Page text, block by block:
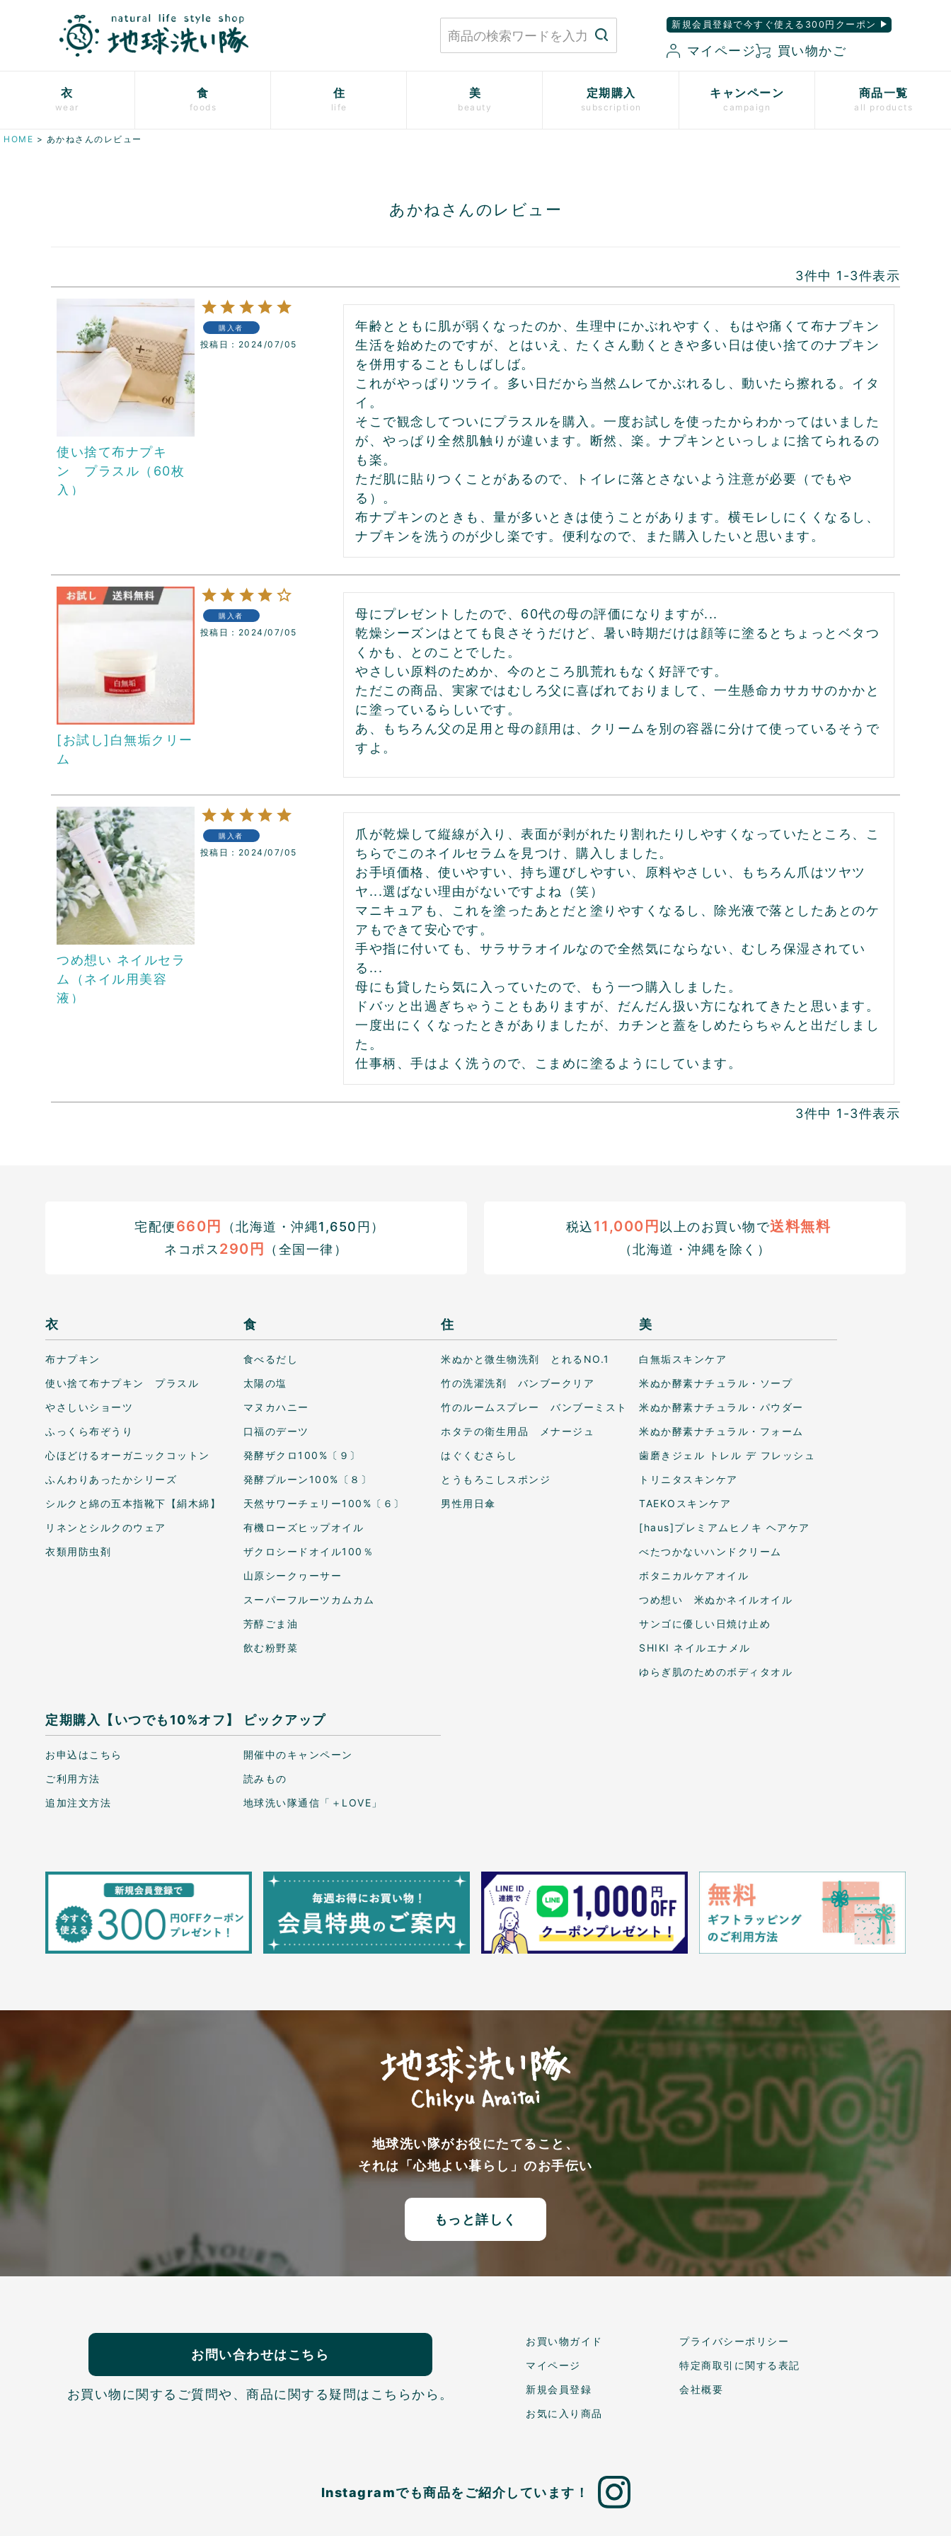
新規会員登録で今すぐ使える300円クーポン
マイページ 買い物かご
衣
wear
食
foods
住
life
美
beauty
定期購入
subscription
キャンペーン
campaign
商品一覧
all products
HOME あかねさんのレビュー
あかねさんのレビュー
3件中 1 -3件表示
使い捨て布ナプキ
ン プラスル（60枚
入）
購入者
投稿日 2024/07/05
年齢とともに肌が弱くなったのか、生理中にかぶれやすく、もはや痛くて布ナプキン
生活を始めたのですが、とはいえ、たくさん動くときや多い日は使い捨てのナプキン
を併用することもしばしば。
これがやっぱりツライ。多い日だから当然ムレてかぶれるし、動いたら擦れる。イタ
イ。
そこで観念してついにプラスルを購入。一度お試しを使ったからわかってはいました
が、やっぱり全然肌触りが違います。断然、楽。ナプキンといっしょに捨てられるの
も楽。
ただ肌に貼りつくことがあるので、トイレに落とさないよう注意が必要（でもや
る）。
布ナプキンのときも、量が多いときは使うことがあります。横モレしにくくなるし、
ナプキンを洗うのが少し楽です。便利なので、また購入したいと思います。
[お試し]白無垢クリー
ム
購入者
投稿日 2024/07/05
母にプレゼントしたので、60代の母の評価になりますが...
乾燥シーズンはとても良さそうだけど、暑い時期だけは顔等に塗るとちょっとベタつ
くかも、とのことでした。
やさしい原料のためか、今のところ肌荒れもなく好評です。
ただこの商品、実家ではむしろ父に喜ばれておりまして、一生懸命カサカサのかかと
に塗っているらしいです。
あ、もちろん父の足用と母の顔用は、クリームを別の容器に分けて使っているそうで
すよ。
つめ想い ネイルセラ
ム（ネイル用美容
液）
購入者
投稿日 2024/07/05
爪が乾燥して縦線が入り、表面が剥がれたり割れたりしやすくなっていたところ、こ
ちらでこのネイルセラムを見つけ、購入しました。
お手頃価格、使いやすい、持ち運びしやすい、原料やさしい、もちろん爪はツヤツ
ヤ...選ばない理由がないですよね（笑）
マニキュアも、これを塗ったあとだと塗りやすくなるし、除光液で落としたあとのケ
アもできて安心です。
手や指に付いても、サラサラオイルなので全然気にならない、むしろ保湿されてい
る...
母にも貸したら気に入っていたので、もう一つ購入しました。
ドバッと出過ぎちゃうこともありますが、だんだん扱い方になれてきたと思います。
一度出にくくなったときがありましたが、カチンと蓋をしめたらちゃんと出だしまし
た。
仕事柄、手はよく洗うので、こまめに塗るようにしています。
3件中 1 -3件表示
宅配便660円
（北海道・沖縄1,650円）
ネコポス290円 （全国一律）
税込11,000円 以上のお買い物で送料無料
（北海道・沖縄を除く）
衣
布ナプキン
使い捨て布ナプキン プラスル
やさしいショーツ
ふっくら布ぞうり
心ほどけるオーガニックコットン
ふんわりあったかシリーズ
シルクと綿の五本指靴下【絹木綿】
リネンとシルクのウェア
衣類用防虫剤
食
食べるだし
太陽の塩
マヌカハニー
口福のデーツ
発酵ザクロ100%〔９〕
発酵プルーン100%〔８〕
天然サワーチェリー100%〔６〕
有機ローズヒップオイル
ザクロシードオイル100％
山原シークヮーサー
スーパーフルーツカムカム
芳醇ごま油
飲む粉野菜
住
米ぬかと微生物洗剤 とれるNO.1
竹の洗濯洗剤 バンブークリア
竹のルームスプレー バンブーミスト
ホタテの衛生用品 メナージュ
はぐくむさらし
とうもろこしスポンジ
男性用日傘
美
白無垢スキンケア
米ぬか酵素ナチュラル・ソープ
米ぬか酵素ナチュラル・パウダー
米ぬか酵素ナチュラル・フォーム
歯磨きジェル トレル デ フレッシュ
トリニタスキンケア
TAEKOスキンケア
[haus]プレミアムヒノキ ヘアケア
べたつかないハンドクリーム
ボタニカルケアオイル
つめ想い 米ぬかネイルオイル
サンゴに優しい日焼け止め
SHIKI ネイルエナメル
ゆらぎ肌のためのボディタオル
定期購入【いつでも10%オフ】
お申込はこちら
ご利用方法
追加注文方法
ピックアップ
開催中のキャンペーン
読みもの
地球洗い隊通信「＋LOVE」
地球洗い隊がお役にたてること、
それは「心地よい暮らし」のお手伝い
もっと詳しく
お問い合わせはこちら
お買い物に関するご質問や、商品に関する疑問はこちらから。
お買い物ガイド
マイページ
新規会員登録
お気に入り商品
プライバシーポリシー
特定商取引に関する表記
会社概要
Instagramでも商品を ご紹介しています！